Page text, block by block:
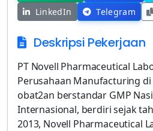
LinkedIn
Telegram
Deskripsi Pekerjaan
PT Novell Pharmaceutical
Perusahaan Manufacturing
obat2an berstandar GMP
Internasional, berdiri sejak
2013, Novell Pharmaceutical